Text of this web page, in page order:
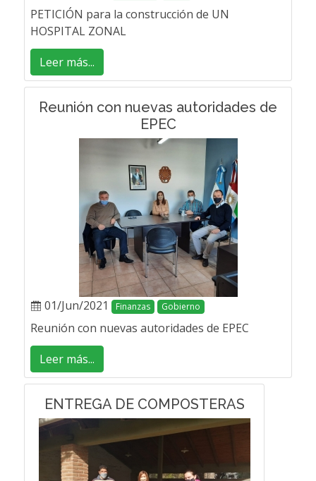
PETICIÓN para la construcción de UN
HOSPITAL ZONAL
Leer más...
Reunión con nuevas autoridades de
EPEC
01/Jun/2021 Finanzas Gobierno
Reunión con nuevas autoridades de EPEC
Leer más...
ENTREGA DE COMPOSTERAS